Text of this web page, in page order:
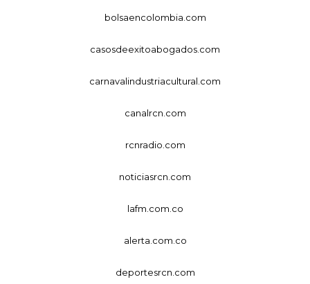
bolsaencolombia.com
casosdeexitoabogados.com
carnavalindustriacultural.com
canalrcn.com
rcnradio.com
noticiasrcn.com
lafm.com.co
alerta.com.co
deportesrcn.com